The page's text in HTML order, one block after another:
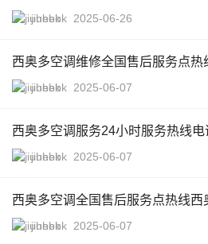
jiuhebk 2025-06-26
西奥多空调维修全国售后服务点
jiuhebk 2025-06-07
西奥多空调服务24小时服务热线
jiuhebk 2025-06-07
西奥多空调全国售后服务点热线
jiuhebk 2025-06-07